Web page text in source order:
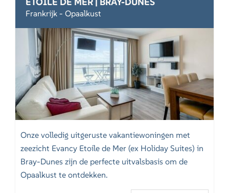
Frankrijk - Opaalkust
Onze volledig uitgeruste vakantiewoningen met
zeezicht Evancy Etoile de Mer (ex Holiday Suites) in
Bray-Dunes zijn de perfecte uitvalsbasis om de
Opaalkust te ontdekken.